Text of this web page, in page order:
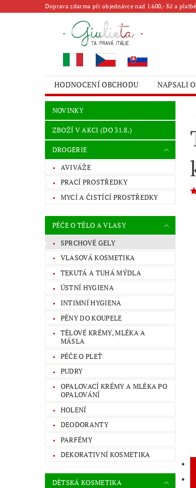
Doprava zdarma při objednávce nad 1.600,- Kč a
HODNOCENÍ OBCHODU NAPSALI
NOVINKY
ZBOŽÍ V AKCI (DO 31.8.)
DROGERIE
AVIVÁŽE
PRACÍ PROSTŘEDKY
MYCÍ A ČISTÍCÍ PROSTŘEDKY
PÉČE O TĚLO A VLASY
SPRCHOVÉ GELY
VLASOVÁ KOSMETIKA
TEKUTÁ A TUHÁ MÝDLA
ÚSTNÍ HYGIENA
INTIMNÍ HYGIENA
PĚNY DO KOUPELE
TĚLOVÉ KRÉMY, MLÉKA A
MÁSLA
PÉČE O PLEŤ
PUDRY
OPALOVACÍ KRÉMY A MLÉKA PO
OPALOVÁNÍ
HOLENÍ
DEODORANTY
PARFÉMY
DEKORATIVNÍ KOSMETIKA
DĚTSKÁ KOSMETIKA